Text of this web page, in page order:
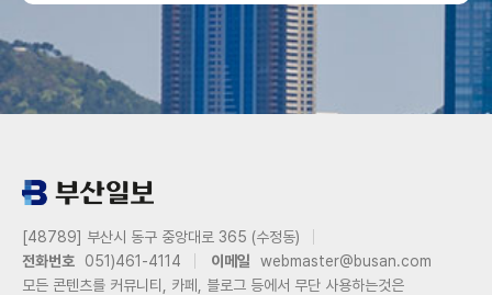
[48789] 부산시 동구 중앙대로 365 (수정동)
전화번호
051)461-4114 이메일
webmaster@busan.com
모든 콘텐츠를 커뮤니티, 카페, 블로그 등에서 무단 사용하는것은